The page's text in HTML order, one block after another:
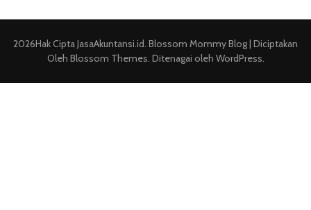
2026Hak CiptaJasaAkuntansi.id. Blossom Mommy Blog | Diciptakan
Oleh Blossom Themes. Ditenagai oleh WordPress.